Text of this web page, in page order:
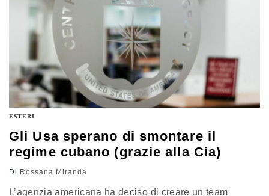
approvvigionamenti italiani
ESTERI
Gli Usa sperano di smontare il
regime cubano (grazie alla Cia)
Di Rossana Miranda
L’agenzia americana ha deciso di creare un team